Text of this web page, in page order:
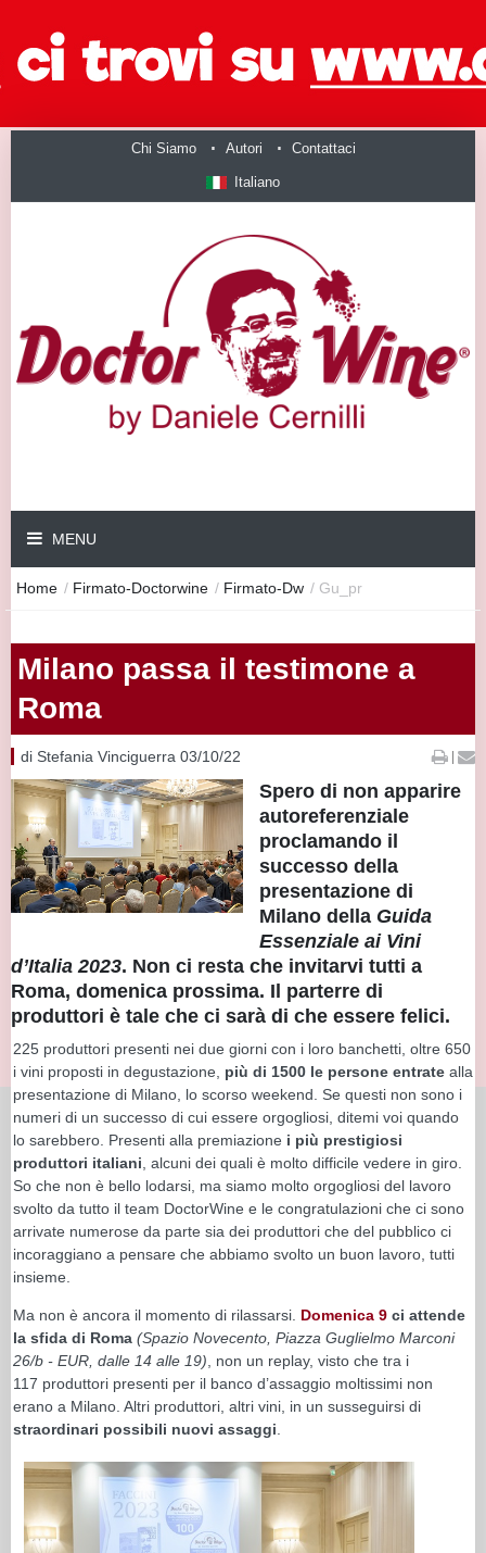
Chi Siamo Autori Contattaci
Italiano
MENU
Home / Firmato-Doctorwine / Firmato-Dw / Gu_pr
Milano passa il testimone a
Roma
di Stefania Vinciguerra 03/10/22 |
Spero di non apparire
autoreferenziale
proclamando il
successo della
presentazione di
Milano della Guida
Essenziale ai Vini
d’Italia 2023. Non ci resta che invitarvi tutti a
Roma, domenica prossima. Il parterre di
produttori è tale che ci sarà di che essere felici.
225 produttori presenti nei due giorni con i loro banchetti, oltre 650
i vini proposti in degustazione, più di 1500 le persone entrate alla
presentazione di Milano, lo scorso weekend. Se questi non sono i
numeri di un successo di cui essere orgogliosi, ditemi voi quando
lo sarebbero. Presenti alla premiazione i più prestigiosi
produttori italiani , alcuni dei quali è molto difficile vedere in giro.
So che non è bello lodarsi, ma siamo molto orgogliosi del lavoro
svolto da tutto il team DoctorWine e le congratulazioni che ci sono
arrivate numerose da parte sia dei produttori che del pubblico ci
incoraggiano a pensare che abbiamo svolto un buon lavoro, tutti
insieme.
Ma non è ancora il momento di rilassarsi. Domenica 9 ci attende
la sfida di Roma (Spazio Novecento, Piazza Guglielmo Marconi
26/b - EUR, dalle 14 alle 19) , non un replay, visto che tra i
117 produttori presenti per il banco d’assaggio moltissimi non
erano a Milano. Altri produttori, altri vini, in un susseguirsi di
straordinari possibili nuovi assaggi